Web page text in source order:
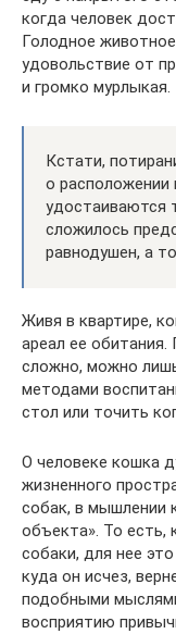
когда человек
Голодное
удовольствие от
и громко мурлыкая.
Кстати,
о расположении
удостаиваются
сложилось
равнодушен, а
Живя в квартире,
ареал ее
сложно, можно
методами
стол или точить
О человеке кошка
жизненного
собак, в мышлении
объекта». То есть,
собаки, для нее
куда он исчез,
подобными
восприятию